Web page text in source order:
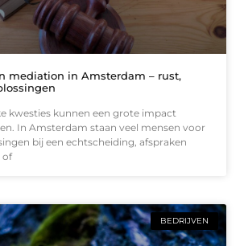
mediation in Amsterdam – rust,
kwesties kunnen een grote impact
In Amsterdam staan veel mensen voor
bij een echtscheiding, afspraken
of
BEDRIJVEN